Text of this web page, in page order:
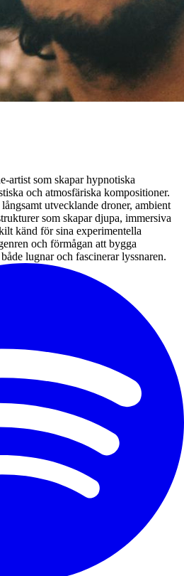
artist som skapar hypnotiska
och atmosfäriska kompositioner.
utvecklande droner, ambient
som skapar djupa, immersiva
känd för sina experimentella
och förmågan att bygga
lugnar och fascinerar lyssnaren.